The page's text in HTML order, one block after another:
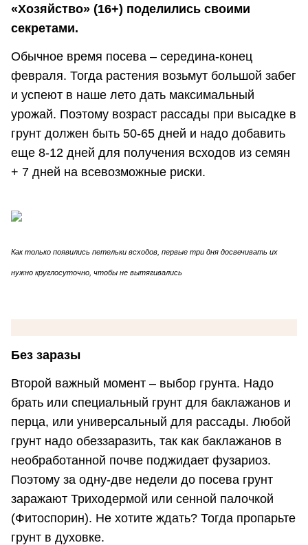
«Хозяйство» (16+) поделились своими
секретами.
Обычное время посева – середина-конец
февраля. Тогда растения возьмут большой забег
и успеют в наше лето дать максимальный
урожай. Поэтому возраст рассады при высадке в
грунт должен быть 50-65 дней и надо добавить
еще 8-12 дней для получения всходов из семян
+ 7 дней на всевозможные риски.
Как только появились петельки всходов, первые три дня досвечивать их
нужно круглосуточно, чтобы не вытягивались
Без заразы
Второй важный момент – выбор грунта. Надо
брать или специальный грунт для баклажанов и
перца, или универсальный для рассады. Любой
грунт надо обеззаразить, так как баклажанов в
необработанной почве поджидает фузариоз.
Поэтому за одну-две недели до посева грунт
заражают Триходермой или сенной палочкой
(Фитоспорин). Не хотите ждать? Тогда пропарьте
грунт в духовке.